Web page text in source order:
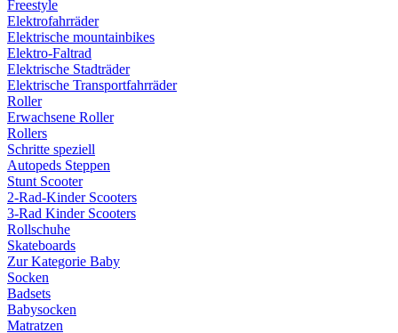
Freestyle
Elektrofahrräder
Elektrische mountainbikes
Elektro-Faltrad
Elektrische Stadträder
Elektrische Transportfahrräder
Roller
Erwachsene Roller
Rollers
Schritte speziell
Autopeds Steppen
Stunt Scooter
2-Rad-Kinder Scooters
3-Rad Kinder Scooters
Rollschuhe
Skateboards
Zur Kategorie Baby
Socken
Badsets
Babysocken
Matratzen